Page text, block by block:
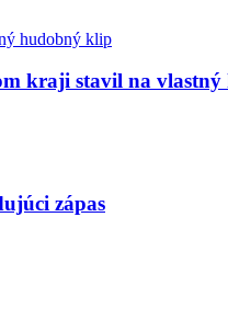
kraji stavil na
zápas